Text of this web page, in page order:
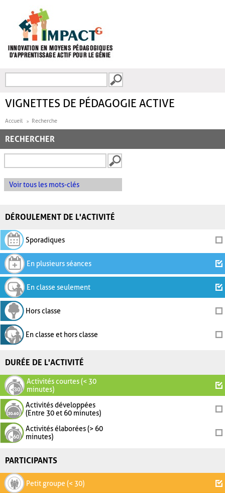
FORMULAIRE DE
VIGNETTES DE PÉDAGOGIE ACTIVE
Accueil Recherche
RECHERCHER
Voir tous les mots-clés
DÉROULEMENT DE L'ACTIVITÉ
Sporadiques
En plusieurs séances
En classe seulement
Hors classe
En classe et hors classe
DURÉE DE L'ACTIVITÉ
Activités courtes (< 30
minutes)
Activités développées
(Entre 30 et 60 minutes)
Activités élaborées (> 60
minutes)
PARTICIPANTS
Petit groupe (< 30)